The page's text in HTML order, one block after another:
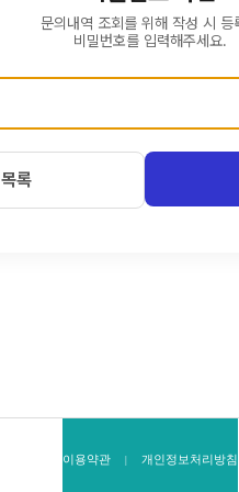
문의내역 조회를 위해 작성 시 등
비밀번호를 입력해주세요.
목록
이용약관 개인정보처리방침